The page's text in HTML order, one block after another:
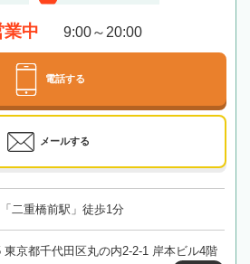
業中 9:00～20:00
電話する
メールする
二重橋前駅」徒歩1分
東京都千代田区丸の内2-2-1 岸本ビル4階